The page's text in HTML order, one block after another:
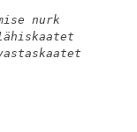
nurk